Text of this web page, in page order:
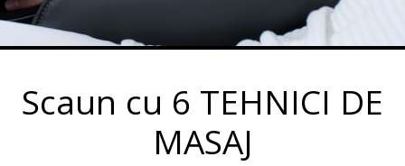
Scaun cu 6 TEHNICI DE
MASAJ